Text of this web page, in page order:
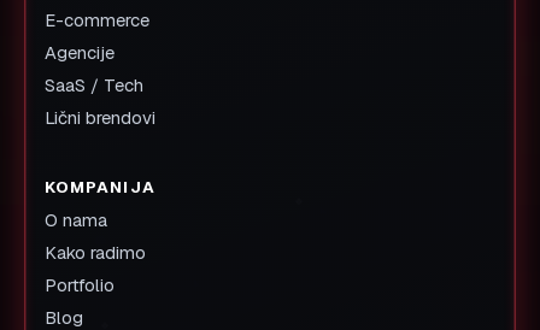
E-commerce
Agencije
SaaS / Tech
Lični brendovi
KOMPANIJA
O nama
Kako radimo
Portfolio
Blog